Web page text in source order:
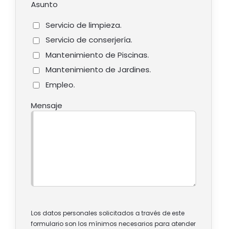
Asunto
Servicio de limpieza.
Servicio de conserjería.
Mantenimiento de Piscinas.
Mantenimiento de Jardines.
Empleo.
Mensaje
Los datos personales solicitados a través de este
formulario son los mínimos necesarios para atender